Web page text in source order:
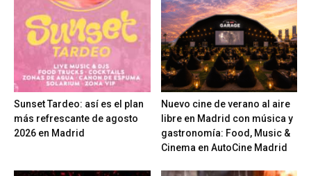
Sunset Tardeo: así es el plan
más refrescante de agosto
2026 en Madrid
Nuevo cine de verano al aire
libre en Madrid con música y
gastronomía: Food, Music &
Cinema en AutoCine Madrid